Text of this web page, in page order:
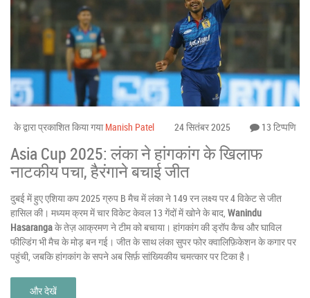
के द्वारा प्रकाशित किया गया Manish Patel 24 सितंबर 2025 13 टिप्पणि
Asia Cup 2025: लंका ने हांगकांग के खिलाफ
नाटकीय पचा, हैरंगाने बचाई जीत
दुबई में हुए एशिया कप 2025 ग्रुप B मैच में लंका ने 149 रन लक्ष्य पर 4 विकेट से जीत
हासिल की। मध्यम क्रम में चार विकेट केवल 13 गेंदों में खोने के बाद, Wanindu
Hasarangaके तेज़ आक्रमण ने टीम को बचाया। हांगकांग की ड्रॉप कैच और घाविल
फील्डिंग भी मैच के मोड़ बन गई। जीत के साथ लंका सुपर फोर क्वालिफ़िकेशन के कगार पर
पहुंची, जबकि हांगकांग के सपने अब सिर्फ़ सांख्यिकीय चमत्कार पर टिका है।
और देखें